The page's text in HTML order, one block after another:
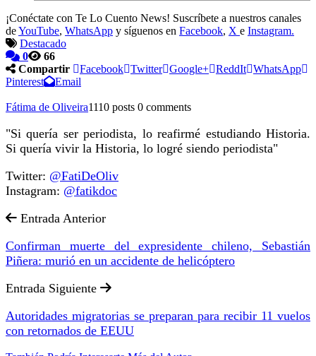
¡Conéctate con Te Lo Cuento News! Suscríbete a nuestros canales
deYouTube, WhatsApp y síguenos en Facebook, X e Instagram.
Destacado
0
66
Compartir
Facebook Twitter Google+ ReddIt WhatsApp
Pinterest
Email
Fátima de Oliveira1110 posts 0 comments
"Si quería ser periodista, lo reafirmé estudiando Historia.
Si quería vivir la Historia, lo logré siendo periodista"
Twitter: @FatiDeOliv
Instagram: @fatikdoc
Entrada Anterior
Confirman muerte del expresidente chileno, Sebastián
Piñera: murió en un accidente de helicóptero
Entrada Siguiente
Autoridades migratorias se preparan para recibir 11 vuelos
con retornados de EEUU